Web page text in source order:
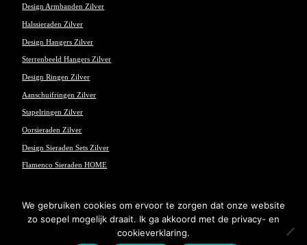
Design Armbanden Zilver
Halssieraden Zilver
Design Hangers Zilver
Sterrenbeeld Hangers Zilver
Design Ringen Zilver
Aanschuifringen Zilver
Stapelringen Zilver
Oorsieraden Zilver
Design Sieraden Sets Zilver
Flamenco Sieraden HOME
© 2017 Flamenco Sieraden - Powered and maintained bywinkeltjes.net
We gebruiken cookies om ervoor te zorgen dat onze website
zo soepel mogelijk draait. Ik ga akkoord met de privacy- en
cookieverklaring.